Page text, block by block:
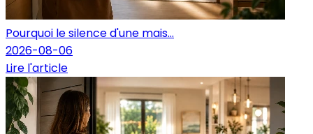
Pourquoi le silence d'une mais...
2026-08-06
Lire l'article